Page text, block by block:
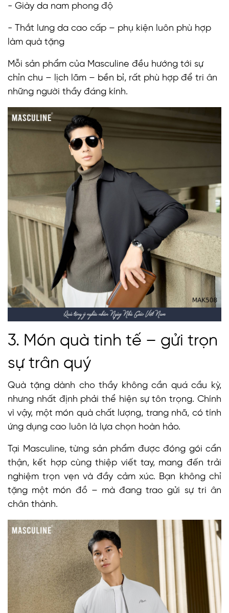
- Giày da nam phong độ
- Thắt lưng da cao cấp – phụ kiện luôn phù hợp
làm quà tặng
Mỗi sản phẩm của Masculine đều hướng tới sự
chỉn chu – lịch lãm – bền bỉ, rất phù hợp để tri ân
những người thầy đáng kính.
3. Món quà tinh tế – gửi trọn
sự trân quý
Quà tặng dành cho thầy không cần quá cầu kỳ,
nhưng nhất định phải thể hiện sự tôn trọng. Chính
vì vậy, một món quà chất lượng, trang nhã, có tính
ứng dụng cao luôn là lựa chọn hoàn hảo.
Tại Masculine, từng sản phẩm được đóng gói cẩn
thận, kết hợp cùng thiệp viết tay, mang đến trải
nghiệm trọn vẹn và đầy cảm xúc. Bạn không chỉ
tặng một món đồ – mà đang trao gửi sự tri ân
chân thành.